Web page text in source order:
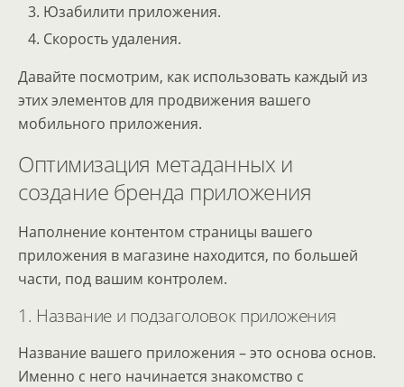
Юзабилити приложения.
Скорость удаления.
Давайте посмотрим, как использовать каждый из
этих элементов для продвижения вашего
мобильного приложения.
Оптимизация метаданных и
создание бренда приложения
Наполнение контентом страницы вашего
приложения в магазине находится, по большей
части, под вашим контролем.
1. Название и подзаголовок приложения
Название вашего приложения – это основа основ.
Именно с него начинается знакомство с